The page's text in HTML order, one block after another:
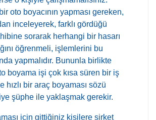
oto boyacının yapması gereken,
inceleyerek, farklı gördüğü
sorarak herhangi bir hasarı
öğrenmeli, işlemlerini bu
yapmalıdır. Bununla birlikte
boyama işi çok kısa süren bir iş
hızlı bir araç boyaması sözü
şüphe ile yaklaşmak gerekir.
için gittiğiniz kişilere şirket